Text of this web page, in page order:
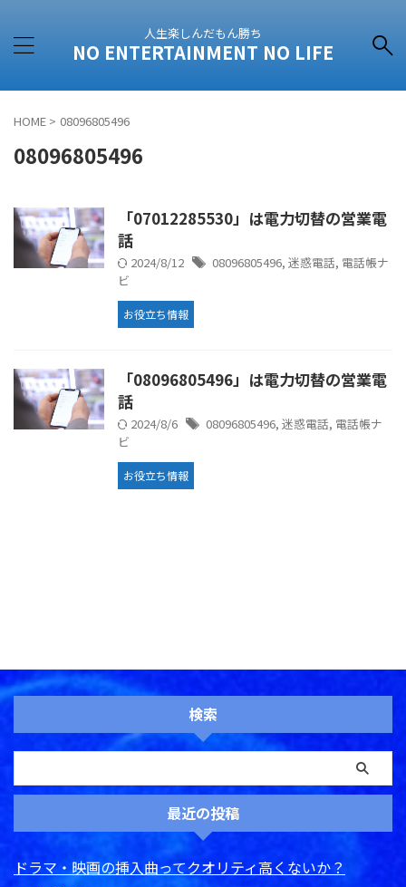
人生楽しんだもん勝ち
NO ENTERTAINMENT NO LIFE
HOME > 08096805496
08096805496
「07012285530」は電力切替の営業電
話
2024/8/12 08096805496, 迷惑電話, 電話帳ナ
ビ
お役立ち情報
「08096805496」は電力切替の営業電
話
2024/8/6 08096805496, 迷惑電話, 電話帳ナ
ビ
お役立ち情報
検索
最近の投稿
ドラマ・映画の挿入曲ってクオリティ高くないか？